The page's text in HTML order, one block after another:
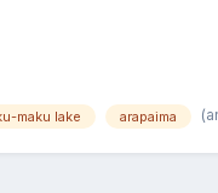
maku lake arapaima